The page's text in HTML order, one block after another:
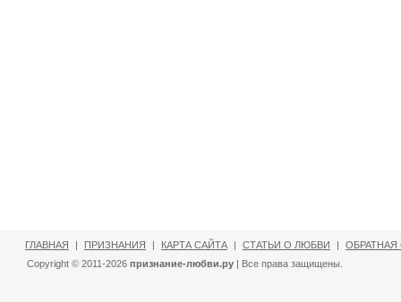
ГЛАВНАЯ | ПРИЗНАНИЯ | КАРТА САЙТА | СТАТЬИ О ЛЮБВИ |
ОБРАТНАЯ
Copyright © 2011-2026 признание-любви.ру | Все права защищены.